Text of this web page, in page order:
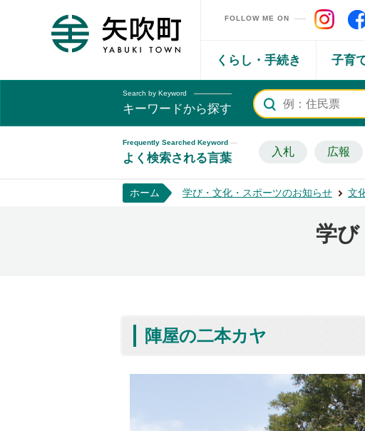
矢吹町ホームページ
FOLLOW ME ON 矢
くらし・手続き 子育
Search by Keyword
キーワードから探す
Frequently Searched Keyword
よく検索される言葉 入札 広報
ホーム 学び・文化・スポーツのお知らせ 文
学
陣屋の二本カヤ